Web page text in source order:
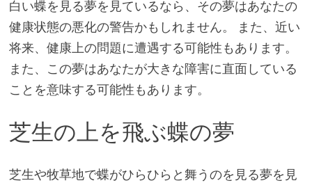
白い蝶を見る夢を見ているなら、その夢はあなたの
健康状態の悪化の警告かもしれません。 また、近い
将来、健康上の問題に遭遇する可能性もあります。
また、この夢はあなたが大きな障害に直面している
ことを意味する可能性もあります。
芝生の上を飛ぶ蝶の夢
芝生や牧草地で蝶がひらひらと舞うのを見る夢を見